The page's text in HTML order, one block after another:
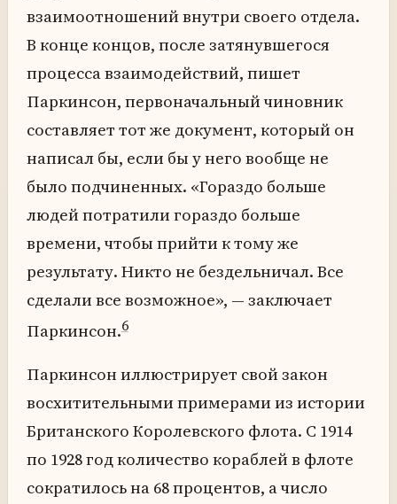
взаимоотношений внутри своего отдела.
В конце концов, после затянувшегося
процесса взаимодействий, пишет
Паркинсон, первоначальный чиновник
составляет тот же документ, который он
написал бы, если бы у него вообще не
было подчиненных. «Гораздо больше
людей потратили гораздо больше
времени, чтобы прийти к тому же
результату. Никто не бездельничал. Все
сделали все возможное», — заключает
Паркинсон.6
Паркинсон иллюстрирует свой закон
восхитительными примерами из истории
Британского Королевского флота. С 1914
по 1928 год количество кораблей в флоте
сократилось на 68 процентов, а число